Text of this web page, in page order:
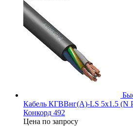
Кабель КГВВнг(А)-LS 5х1.5 (N
Конкорд 492
Цена по запросу